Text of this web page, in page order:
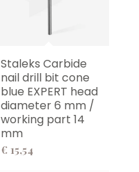
Staleks Carbide
nail drill bit cone
blue EXPERT head
diameter 6 mm /
working part 14
mm
€ 15,54